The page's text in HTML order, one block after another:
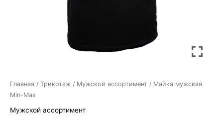
Главная / Трикотаж / Мужской ассортимент / Майка мужская
Min-Max
Мужской ассортимент